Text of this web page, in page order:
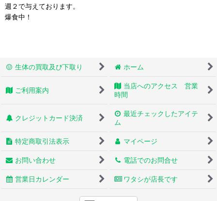
週２で与えております。
爆食中！
生体の買取及び下取り ホーム
ご利用案内
当店へのアクセス 営業
時間
クレジットカード決済
最近チェックしたアイテ
ム
特定商取引法表示 マイページ
お問い合わせ 電話でのお問合せ
営業日カレンダー ワタシが店長です